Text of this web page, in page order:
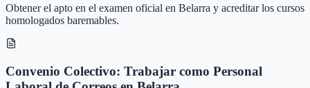
Obtener el apto en el examen oficial en Belarra y acreditar los cursos
homologados baremables.
Convenio Colectivo: Trabajar como Personal